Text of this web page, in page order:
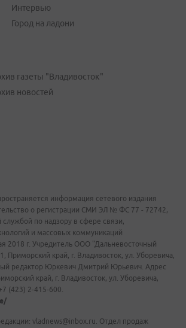
Интервью
Город на ладони
газеты "Владивосток"
новостей
информация сетевого издания
о регистрации СМИ ЭЛ № ФС 77 - 72742,
по надзору в сфере связи,
и массовых коммуникаций
2018 г. Учредитель ООО "Дальневосточный
Приморский край, г. Владивосток, ул. Уборевича,
редактор Юркевич Дмитрий Юрьевич. Адрес
край, г. Владивосток, ул. Уборевича,
(423) 2-415-600.
vladnews@inbox.ru. Отдел продаж